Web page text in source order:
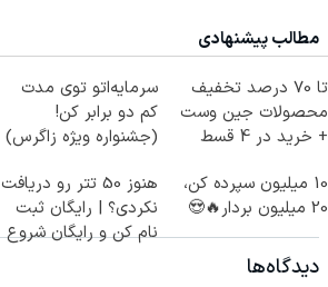
مطالب پیشنهادی
تا 70 درصد تخفیف
محصولات جین وست
+ خرید در 4 قسط
سرمایه‌اتو توی مدت
کم دو برابر کن!
(جشنواره ویژه زاگرس)
10 میلیون سپرده کن،
20 میلیون بردار🔥😍
هنوز 50 تتر رو دریافت
نکردی؟ | رایگان ثبت
نام کن و رایگان شروع
دیدگاه‌ها